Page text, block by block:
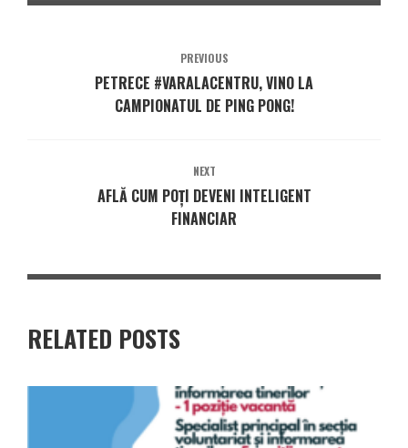
PREVIOUS
PETRECE #VARALACENTRU, VINO LA
CAMPIONATUL DE PING PONG!
NEXT
AFLĂ CUM POȚI DEVENI INTELIGENT
FINANCIAR
RELATED POSTS